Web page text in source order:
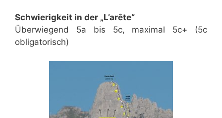
Schwierigkeit in der „L’arête“
Überwiegend 5a bis 5c, maximal 5c+ (5c
obligatorisch)